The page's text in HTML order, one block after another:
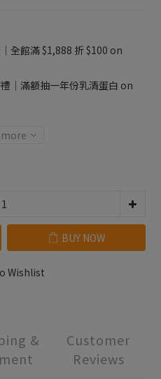
全館滿 $1,888 折 $100 on
｜滿額抽一年份乳清蛋白 on
BUY NOW
Wishlist
&
Customer
Reviews